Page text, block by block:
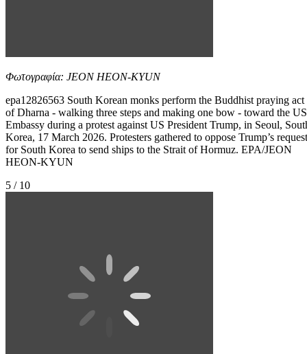
Φωτογραφία: JEON HEON-KYUN
epa12826563 South Korean monks perform the Buddhist praying act
of Dharna - walking three steps and making one bow - toward the US
Embassy during a protest against US President Trump, in Seoul,
Korea, 17 March 2026. Protesters gathered to oppose Trump’s request
for South Korea to send ships to the Strait of Hormuz. EPA/JEON
HEON-KYUN
5 / 10